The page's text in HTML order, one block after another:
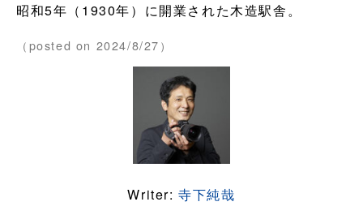
昭和5年（1930年）に開業された木造駅舎。
（posted on 2024/8/27）
Writer:寺下純哉